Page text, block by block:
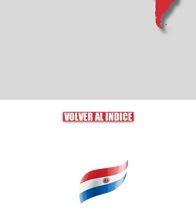
VOLVER AL ÍNDICE